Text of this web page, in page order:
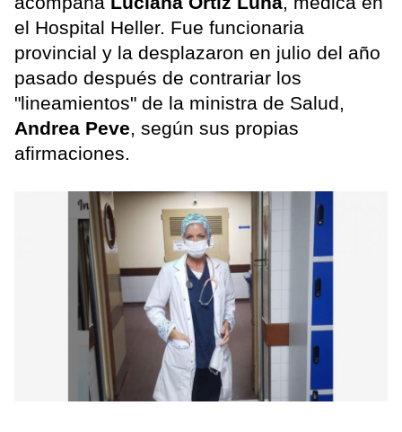
el Hospital Heller. Fue funcionaria
provincial y la desplazaron en julio del año
pasado después de contrariar los
"lineamientos" de la ministra de Salud,
Andrea Peve, según sus propias
afirmaciones.